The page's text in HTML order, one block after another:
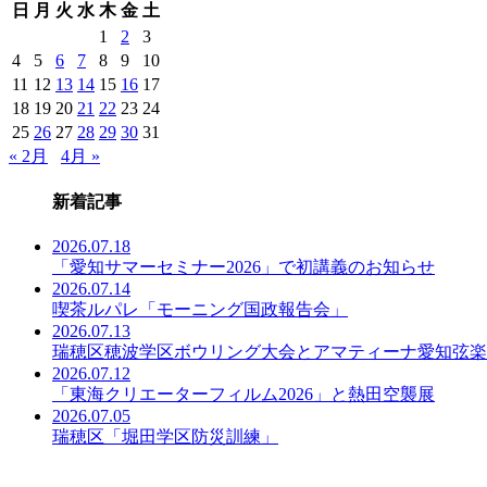
事
覧
日
月 火 水 木 金 土
1
2
3
4
5 6 7 8 9
10
11 12 13 14 15 16 17
18 19 20 21 22 23 24
25 26 27 28 29 30 31
« 2月
4月 »
新着記事
2026.07.18
「愛知サマーセミナー2026」で初講義のお知らせ
2026.07.14
喫茶ルパレ「モーニング国政報告会」
2026.07.13
瑞穂区穂波学区ボウリング大会とアマティーナ愛知弦
2026.07.12
「東海クリエーターフィルム2026」と熱田空襲展
2026.07.05
瑞穂区「堀田学区防災訓練」